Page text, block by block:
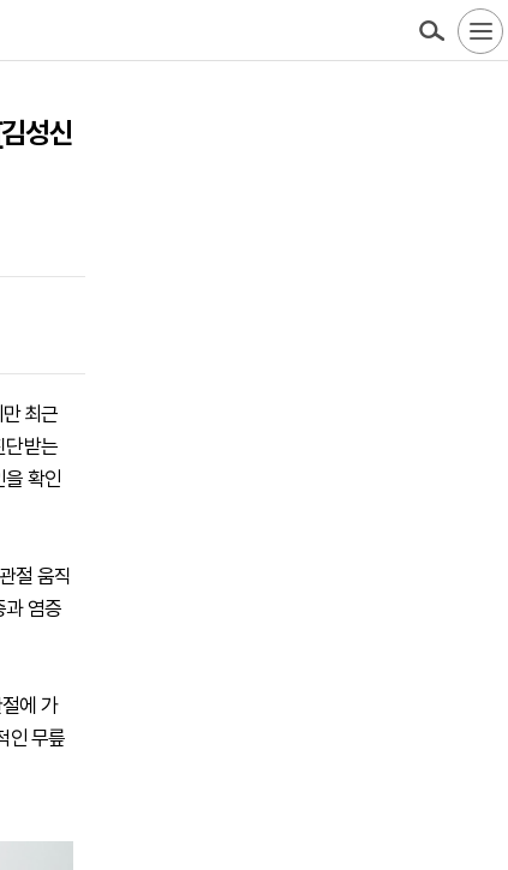
성신
최근
단받는
을 확인
절 움직
과 염증
에 가
인 무릎